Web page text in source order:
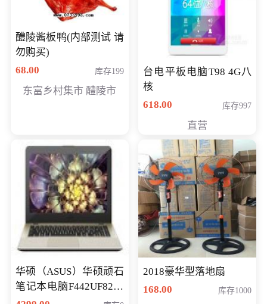
醴陵酱板鸭(内部测试 请
勿购买)
68.00
库存199
东富乡村集市 醴陵市
台电平板电脑T98 4G八
核
618.00
库存997
直营
华硕（ASUS）华硕顽石
笔记本电脑F442UF8250
八代独显轻薄办公商务
2018豪华型落地扇
168.00
库存1000